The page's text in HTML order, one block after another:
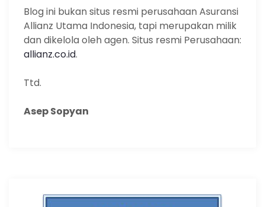
Blog ini bukan situs resmi perusahaan Asuransi
Allianz Utama Indonesia, tapi merupakan milik
dan dikelola oleh agen. Situs resmi Perusahaan:
allianz.co.id.
Ttd.
Asep Sopyan